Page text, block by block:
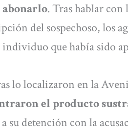
. Tras hablar con
del sospechoso, los
que había sido
lo localizaron en la
el producto
su detención con la